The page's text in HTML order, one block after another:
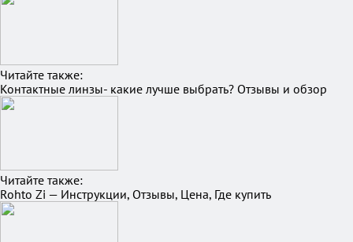
Читайте также:
Контактные линзы- какие лучше выбрать? Отзывы и обзор
Читайте также:
Rohto Zi — Инструкции, Отзывы, Цена, Где купить